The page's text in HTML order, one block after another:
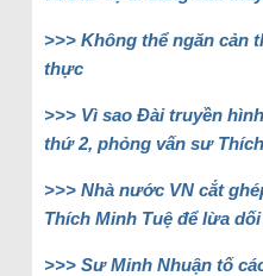
>>> Không thể ngăn cản
thực
>>> Vì sao Đài truyền
thứ 2, phỏng vấn sư
>>> Nhà nước VN cắt
Thích Minh Tuệ để lừa
>>> Sư Minh Nhuận tố